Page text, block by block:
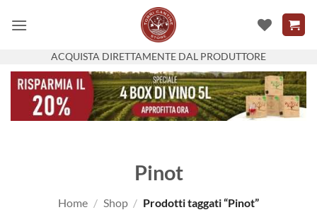
ACQUISTA DIRETTAMENTE DAL PRODUTTORE
Pinot
Home / Shop / Prodotti taggati “Pinot”